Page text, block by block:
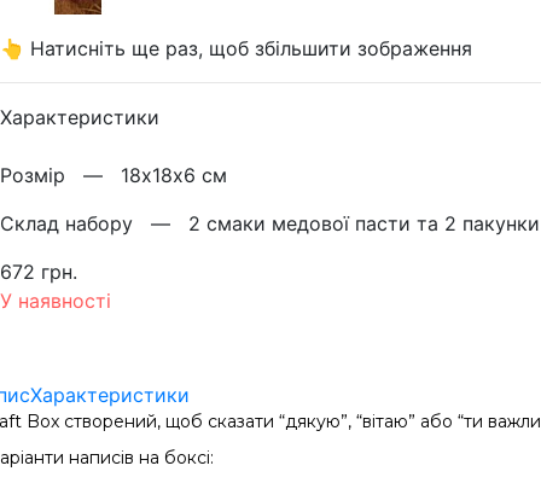
👆 Натисніть ще раз, щоб збільшити зображення
Характеристики
Розмiр — 18х18х6 см
Склад набору — 2 смаки медової пасти та 2 пакунки
672 грн.
У наявності
Характеристики
Box створений, щоб сказати “дякую”, “вітаю” або “ти
написів на боксі: